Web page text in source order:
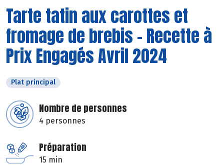
Tarte tatin aux carottes et
fromage de brebis - Recette à
Prix Engagés Avril 2024
Plat principal
Nombre de personnes
4 personnes
Préparation
15 min